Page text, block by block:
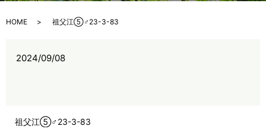
HOME 祖父江⑤♂23-3-83
2024/09/08
祖父江⑤♂23-3-83